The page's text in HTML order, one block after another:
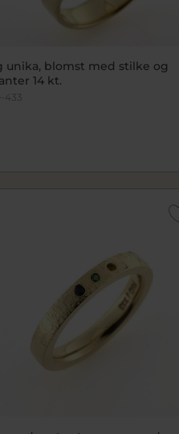
blomst med stilke og
14 kt.
433